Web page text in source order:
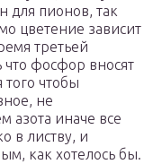
для пионов, так
цветение зависит
третьей
фосфор вносят
того чтобы
не
азота иначе все
в листву, и
как хотелось бы.